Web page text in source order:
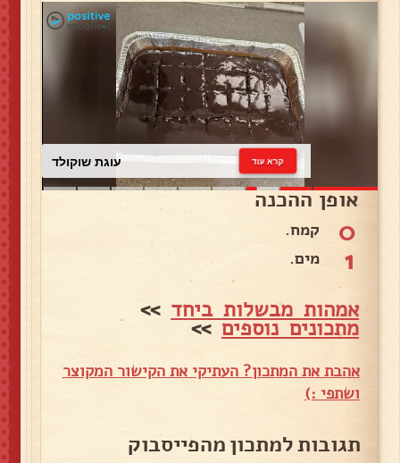
עוגת שוקולד קרא עוד
אופן ההכנה
0 קמח.
1 מים.
אמהות מבשלות ביחד >>
מתכונים נוספים>>
אהבת את המתכון? העתיקי את הקישור המקוצר
ושתפי :)
תגובות למתכון מהפייסבוק